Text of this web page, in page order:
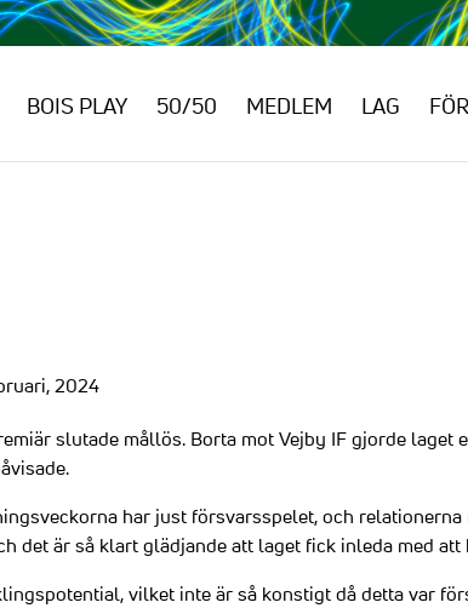
BOIS PLAY 50/50 MEDLEM LAG
2024
slutade mållös. Borta mot Vejby IF gjorde laget
har just försvarsspelet, och
det är så klart glädjande att laget fick inleda med
vilket inte är så konstigt då detta var